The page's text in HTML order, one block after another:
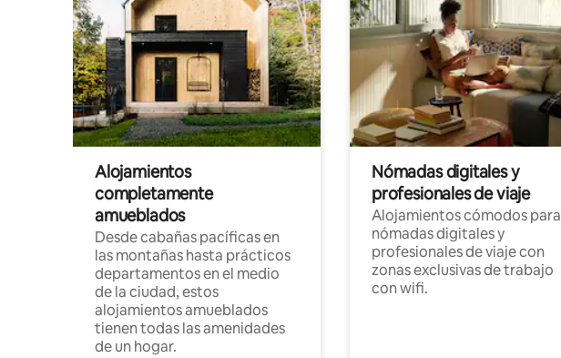
Alojamientos
completamente
amueblados
Desde cabañas pacíficas en
las montañas hasta prácticos
departamentos en el medio
de la ciudad, estos
alojamientos amueblados
tienen todas las amenidades
de un hogar.
Nómadas digitales y
profesionales de viaje
Alojamientos cómodos para
nómadas digitales y
profesionales de viaje con
zonas exclusivas de trabajo
con wifi.